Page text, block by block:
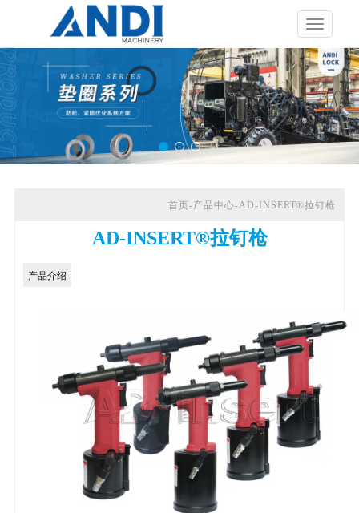
展
开
导
航
首页-产品中心-AD-INSERT®拉钉枪
AD-INSERT®拉钉枪
产品介绍